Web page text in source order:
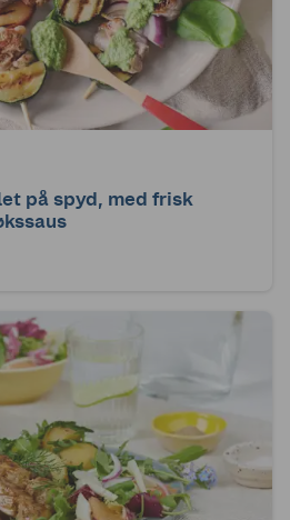
på spyd, med frisk